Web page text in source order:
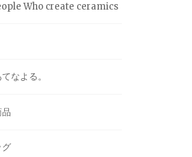
Who create ceramics
なよる。
グ